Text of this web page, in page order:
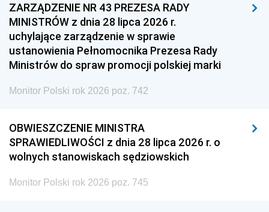
ZARZĄDZENIE NR 43 PREZESA RADY
MINISTRÓW z dnia 28 lipca 2026 r.
uchylające zarządzenie w sprawie
ustanowienia Pełnomocnika Prezesa Rady
Ministrów do spraw promocji polskiej marki
Monitor Polski rok 2026 poz. 742
OBWIESZCZENIE MINISTRA
SPRAWIEDLIWOŚCI z dnia 28 lipca 2026 r. o
wolnych stanowiskach sędziowskich
Monitor Polski rok 2026 poz. 745